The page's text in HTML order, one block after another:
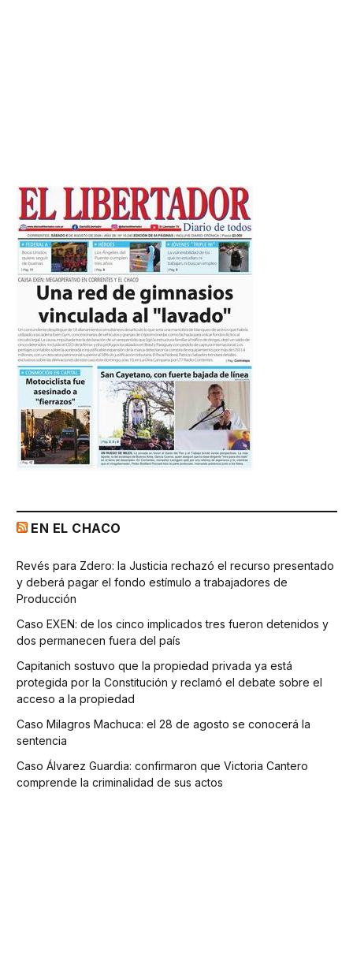
EN EL CHACO
Revés para Zdero: la Justicia rechazó el recurso presentado
y deberá pagar el fondo estímulo a trabajadores de
Producción
Caso EXEN: de los cinco implicados tres fueron detenidos y
dos permanecen fuera del país
Capitanich sostuvo que la propiedad privada ya está
protegida por la Constitución y reclamó el debate sobre el
acceso a la propiedad
Caso Milagros Machuca: el 28 de agosto se conocerá la
sentencia
Caso Álvarez Guardia: confirmaron que Victoria Cantero
comprende la criminalidad de sus actos